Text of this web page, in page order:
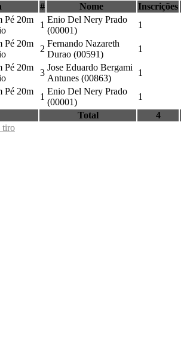
# Nome
Inscrições
Pé 20m
1
Enio Del Nery Prado
(00001)
1
Pé 20m
2
Fernando Nazareth
Durao (00591)
1
Pé 20m
3
Jose Eduardo Bergami
Antunes (00863)
1
Pé 20m
1
Enio Del Nery Prado
(00001)
1
Total
4